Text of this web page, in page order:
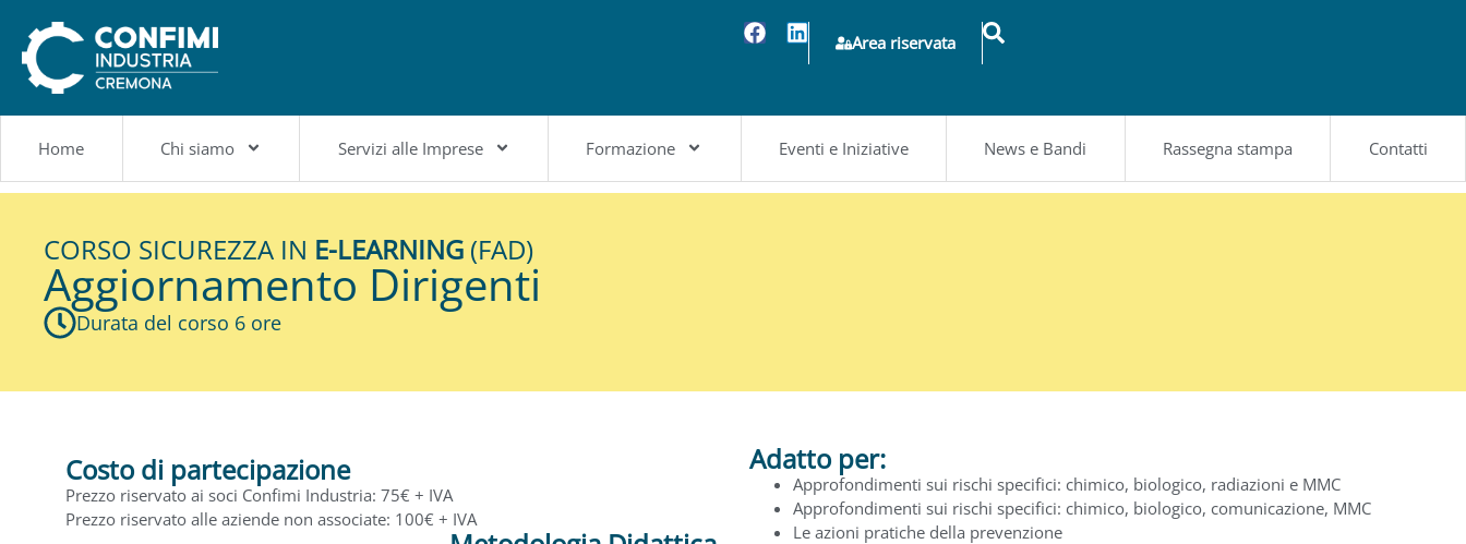
Area riservata
Home Chi siamo Servizi alle Imprese Formazione Eventi e Iniziative News e Bandi Rassegna stampa Contatti
CORSO SICUREZZA IN E-LEARNING (FAD)
Aggiornamento Dirigenti
Durata del corso 6 ore
Costo di partecipazione
Prezzo riservato ai soci Confimi Industria: 75€ + IVA
Prezzo riservato alle aziende non associate: 100€ + IVA
Adatto per:
Approfondimenti sui rischi specifici: chimico, biologico, radiazioni e MMC
Approfondimenti sui rischi specifici: chimico, biologico, comunicazione, MMC
Le azioni pratiche della prevenzione